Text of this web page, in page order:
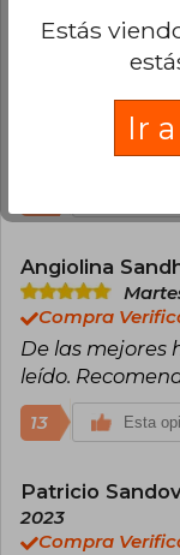
Compra
Llegaron antes
servicio de
por el
todo sentido,
Angiolina
Compra
De las mejores
leído.
13 Esta
Patricio
2023
Compra
Estás
Ir